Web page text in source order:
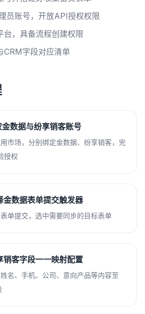
员账号，开放API授权权限
台，具备流程创建权限
CRM字段对应清单
金数据与纷享销客账号
市场，分别绑定金数据、纷享销客，完
授权
金数据表单提交触发器
单提交，选中需要同步的目标表单
销客字段一一映射配置
名、手机、公司、意向产品等内容至